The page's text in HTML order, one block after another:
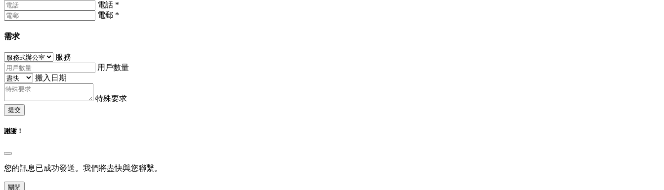
電話 *
電郵 *
需求
服務
用戶數量
搬入日期
特殊要求
提交
謝謝！
您的訊息已成功發送。我們將盡快與您聯繫。
關閉